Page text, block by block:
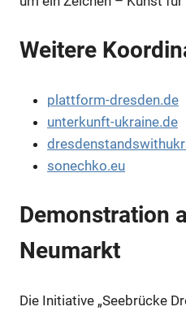
Weitere
plattform-dresden.de
unterkunft-ukraine.de
sonechko.eu
Demonstration
Neumarkt
Die Initiative „Seebrücke